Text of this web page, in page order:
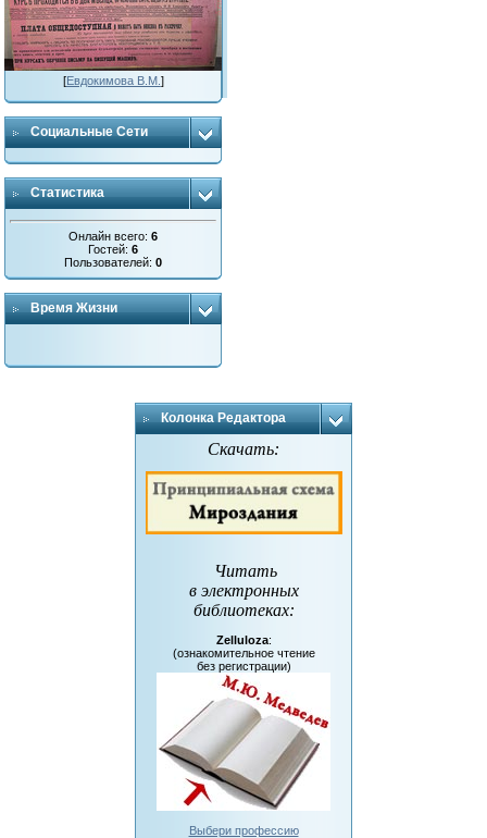
[Евдокимова В.М. ]
Социальные Сети
Статистика
Онлайн всего:6
Гостей:6
Пользователей:0
Время Жизни
Колонка Редактора
Скачать:
Читать
в электронных
библиотеках:
Zelluloza:
(ознакомительное чтение
без регистрации)
Выбери профессию